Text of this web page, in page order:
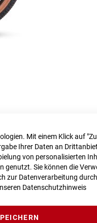
Mit einem Klick auf
Ihrer Daten an
von personalisierten
genutzt. Sie können die
zur Datenverarbeitung durch
Datenschutzhinweis
Control, FSP 4-Link,
Mounting Points